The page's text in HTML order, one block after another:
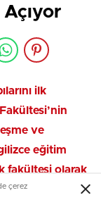
Açıyor
ilk
ve
eğitim
fakültesi olarak
çerez